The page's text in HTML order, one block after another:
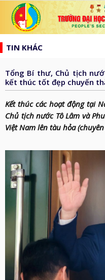
search
CHỦ
GIỚI
THIỆU
TỚI
BẦU
VÀ
HĐND
TẠP
CHÍ
NINH
NHÂN
DÂN
TỨC
TẠO
NGHIÊN
CỨU
KHOA
HỌC
XÂY
DỰNG
LỰC
LƯỢNG
THƯ
VIỆN
ẢNH
THƯ
VIỆN
VIDEO
LIÊN
HỆ
TIN KHÁC
Tổng Bí thư, Chủ tịch
kết thúc tốt đẹp chuyến
Kết thúc các hoạt động tại
Chủ tịch nước Tô Lâm và
Việt Nam lên tàu hỏa